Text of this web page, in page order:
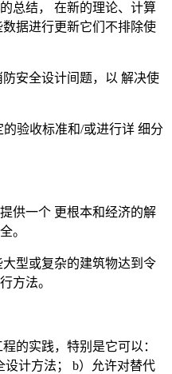
总结， 在新的理论、计算
据进行更新它们不排除使
安全设计间题，以 解决使
验收标准和/或进行详 细分
供一个 更根本和经济的解
。
型或复杂的建筑物达到令
方法。
的实践，特别是它可以：
设计方法； b）允许对替代